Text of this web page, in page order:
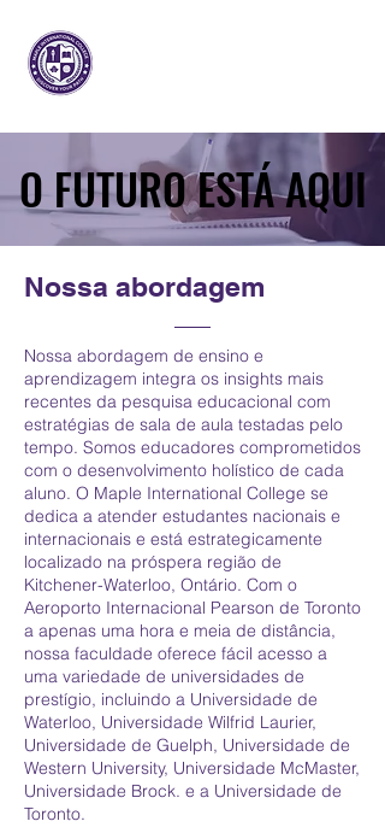
O FUTURO ESTÁ AQUI
O FUTURO ESTÁ AQUI
Nossa abordagem
Nossa abordagem de ensino e
aprendizagem integra os insights mais
recentes da pesquisa educacional com
estratégias de sala de aula testadas pelo
tempo. Somos educadores comprometidos
com o desenvolvimento holístico de cada
aluno. O Maple International College se
dedica a atender estudantes nacionais e
internacionais e está estrategicamente
localizado na próspera região de
Kitchener-Waterloo, Ontário. Com o
Aeroporto Internacional Pearson de Toronto
a apenas uma hora e meia de distância,
nossa faculdade oferece fácil acesso a
uma variedade de universidades de
prestígio, incluindo a Universidade de
Waterloo, Universidade Wilfrid Laurier,
Universidade de Guelph, Universidade de
Western University, Universidade McMaster,
Universidade Brock. e a Universidade de
Toronto.